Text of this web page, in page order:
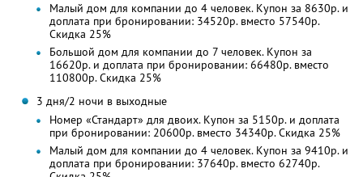
Малый дом для компании до 4 человек. Купон за 8630р. и
доплата при бронировании: 34520р. вместо 57540р.
Скидка 25%
Большой дом для компании до 7 человек. Купон за
16620р. и доплата при бронировании: 66480р. вместо
110800р. Скидка 25%
3 дня/2 ночи в выходные
Номер «Стандарт» для двоих. Купон за 5150р. и доплата
при бронировании: 20600р. вместо 34340р. Скидка 25%
Малый дом для компании до 4 человек. Купон за 9410р. и
доплата при бронировании: 37640р. вместо 62740р.